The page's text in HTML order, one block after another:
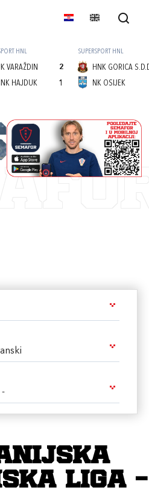
HNL
VARAŽDIN
2
1
HAJDUK
SUPERSPORT HNL
HNK GORICA
NK OSIJEK
-
liga -